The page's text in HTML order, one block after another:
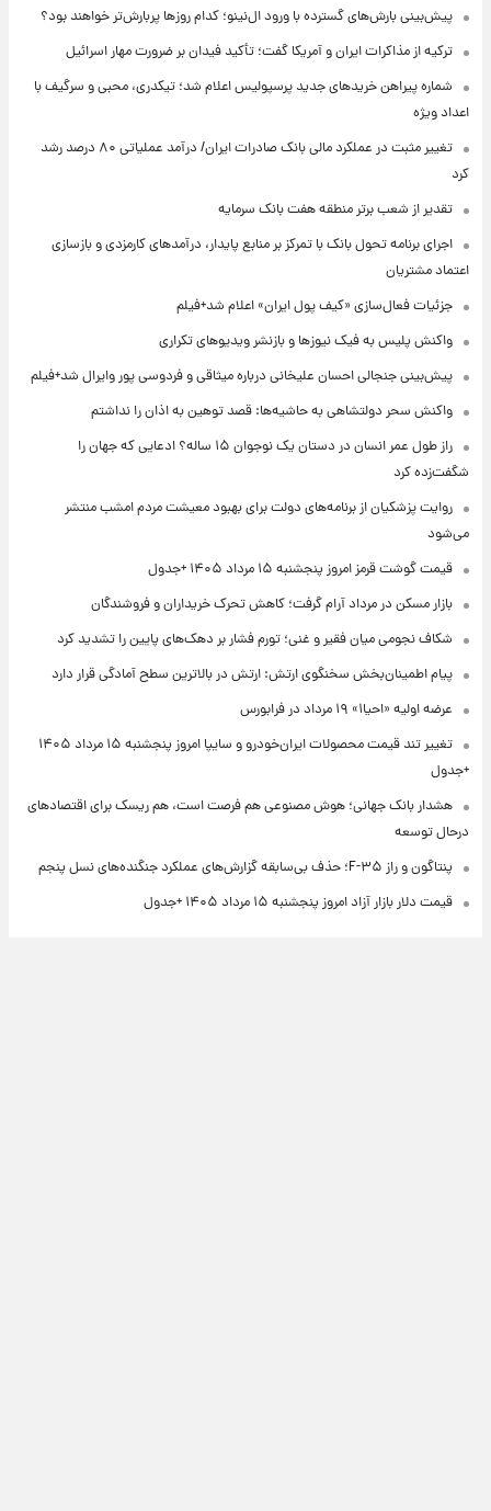
پیش‌بینی بارش‌های گسترده با ورود ال‌نینو؛ کدام روزها پربارش‌تر خواهند بود؟
ترکیه از مذاکرات ایران و آمریکا گفت؛ تأکید فیدان بر ضرورت مهار اسرائیل
شماره پیراهن خریدهای جدید پرسپولیس اعلام شد؛ تیکدری، محبی و سرگیف با
اعداد ویژه
تغییر مثبت در عملکرد مالی بانک صادرات ایران/ درآمد عملیاتی ۸۰ درصد رشد
کرد
تقدیر از شعب برتر منطقه هفت بانک سرمایه
اجرای برنامه تحول بانک با تمرکز بر منابع پایدار، درآمدهای کارمزدی و بازسازی
اعتماد مشتریان
جزئیات فعال‌سازی «کیف پول ایران» اعلام شد+فیلم
واکنش پلیس به فیک نیوزها و بازنشر ویدیوهای تکراری
پیش‌بینی جنجالی احسان علیخانی درباره میثاقی و فردوسی پور وایرال شد+فیلم
واکنش سحر دولتشاهی به حاشیه‌ها: قصد توهین به اذان را نداشتم
راز طول عمر انسان در دستان یک نوجوان ۱۵ ساله؟ ادعایی که جهان را
شگفت‌زده کرد
روایت پزشکیان از برنامه‌های دولت برای بهبود معیشت مردم امشب منتشر
می‌شود
قیمت گوشت قرمز امروز پنجشنبه ۱۵ مرداد ۱۴۰۵ +جدول
بازار مسکن در مرداد آرام گرفت؛ کاهش تحرک خریداران و فروشندگان
شکاف نجومی میان فقیر و غنی؛ تورم فشار بر دهک‌های پایین را تشدید کرد
پیام اطمینان‌بخش سخنگوی ارتش: ارتش در بالاترین سطح آمادگی قرار دارد
عرضه اولیه «احیا۱» ۱۹ مرداد در فرابورس
تغییر تند قیمت محصولات ایران‌خودرو و سایپا امروز پنجشنبه ۱۵ مرداد ۱۴۰۵
+جدول
هشدار بانک جهانی؛ هوش مصنوعی هم فرصت است، هم ریسک برای اقتصادهای
درحال توسعه
پنتاگون و راز F-۳۵؛ حذف بی‌سابقه گزارش‌های عملکرد جنگنده‌های نسل پنجم
قیمت دلار بازار آزاد امروز پنجشنبه ۱۵ مرداد ۱۴۰۵ +جدول